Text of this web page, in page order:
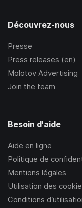
Découvrez-nous
Presse
Press releases (en)
Molotov Advertising
Join the team
Besoin d'aide
Aide en ligne
Politique de
Mentions légales
Utilisation des
Conditions